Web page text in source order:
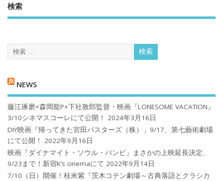
検索
NEWS
藤江琢磨×森岡龍P×下社敦郎監督・映画『LONESOME VACATION』
3/10シネマスコーレにて公開！
2024年3月16日
DIY映画『帰ってきた宮田バスターズ（株）」9/17、第七藝術劇場
にて公開！
2022年9月16日
映画『ダイナマイト・ソウル・バンビ』まさかの上映延長決定、
9/23まで！新宿K’s cinemaにて 2022年9月14日
7/10（日）開催！桂米紫『茨木コテン劇場～古典落語とクラシカ